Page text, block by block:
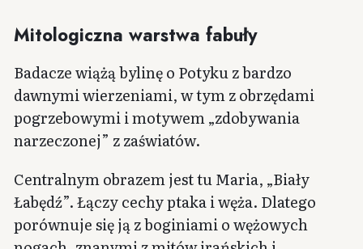
Mitologiczna warstwa fabuły
Badacze wiążą bylinę o Potyku z bardzo
dawnymi wierzeniami, w tym z obrzędami
pogrzebowymi i motywem „zdobywania
narzeczonej” z zaświatów.
Centralnym obrazem jest tu Maria, „Biały
Łabędź”. Łączy cechy ptaka i węża. Dlatego
porównuje się ją z boginiami o wężowych